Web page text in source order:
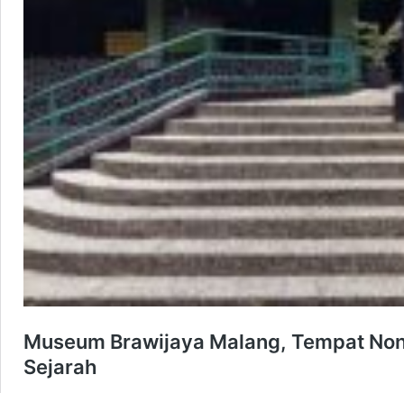
Museum Brawijaya Malang, Tempat
Sejarah